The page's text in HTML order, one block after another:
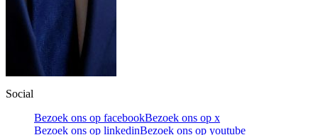
Social
Bezoek ons op facebookBezoek ons op x
Bezoek ons op linkedinBezoek ons op youtube